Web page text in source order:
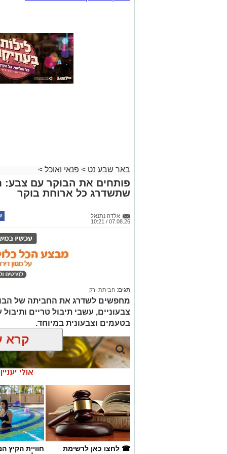
באר שבע נט > פנאי ואוכל >
פותחים את הבוקר עם צבע:
שתשדרג כל ארוחת בוקר
אלדה נתנאל
07.08.26 / 10:21
תגים: חביתת ירק
מחפשים לשדרג את החביתה של
צבעוניים, עשבי תיבול טריים ותיבול
בטעמים וצבעונית במיוחד.
קרא
אולי
☎ לחצו כאן לרשימת
חוויית הקיץ